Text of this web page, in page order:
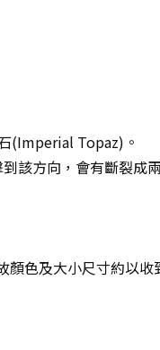
(Imperial Topaz)。
該方向，會有斷裂成
色及大小尺寸約以